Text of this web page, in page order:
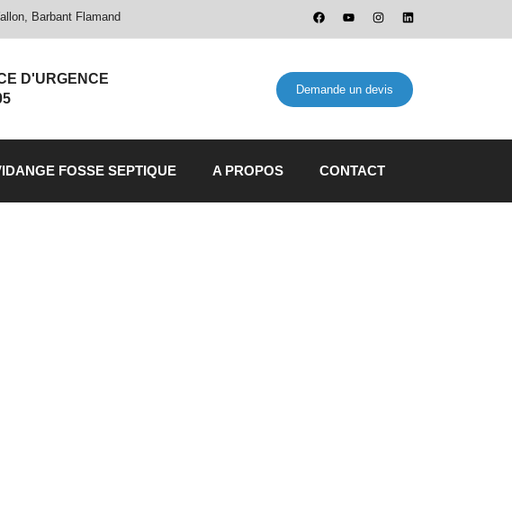
Barbant Flamand
D'URGENCE
Demande un devis
FOSSE SEPTIQUE A PROPOS CONTACT